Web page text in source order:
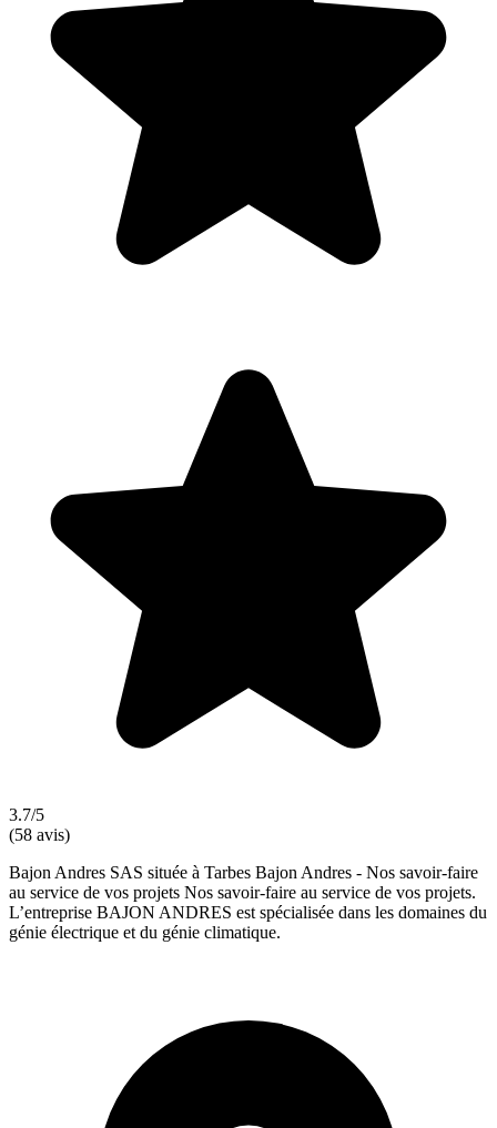
3.7/5
(58 avis)
Bajon Andres SAS située à Tarbes Bajon Andres - Nos savoir-faire
au service de vos projets Nos savoir-faire au service de vos projets.
L’entreprise BAJON ANDRES est spécialisée dans les domaines du
génie électrique et du génie climatique.